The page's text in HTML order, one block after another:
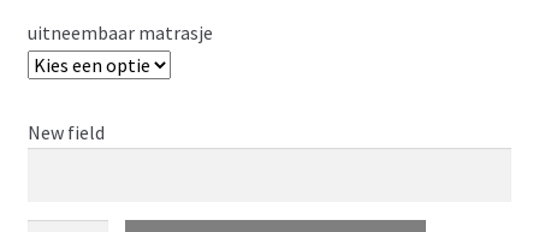
uitneembaar matrasje
New field